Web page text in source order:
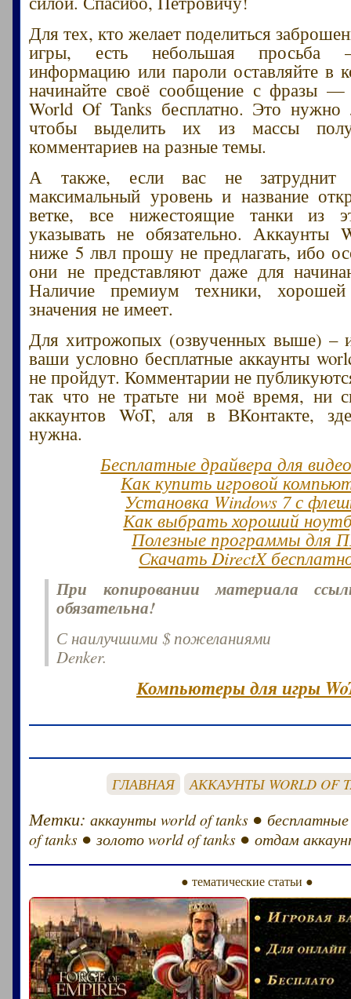
Для тех, кто желает поделиться
игры, есть небольшая просьба
информацию или пароли оставляйте в
начинайте своё сообщение с фразы —
World Of Tanks бесплатно. Это нужно
чтобы выделить их из массы
комментариев на разные темы.
А также, если вас не затруднит
максимальный уровень и название
ветке, все нижестоящие танки из
указывать не обязательно. Аккаунты
ниже 5 лвл прошу не предлагать, ибо
они не представляют даже для
Наличие премиум техники, хорошей
значения не имеет.
Для хитрожопых (озвученных выше) –
ваши условно бесплатные аккаунты
не пройдут. Комментарии не
так что не тратьте ни моё время, ни
аккаунтов WoT, аля в ВКонтакте,
нужна.
Бесплатные драйвера для
Как купить игровой
Установка Windows 7 с
Как выбрать хороший
Полезные программы для
Скачать DirectX
При копировании материала
обязательна!
С наилучшими $ пожеланиями
Denker.
Компьютеры для игры
ГЛАВНАЯ АККАУНТЫ WORLD OF
Метки:аккаунты world of tanks ●
of tanks ●золото world of tanks ●отдам
● тематические статьи ●